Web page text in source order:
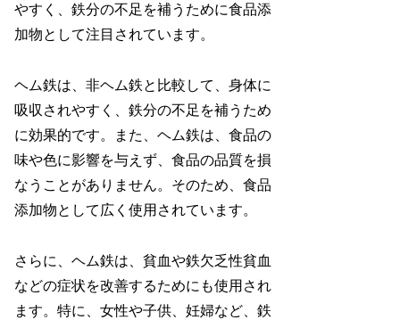
やすく、鉄分の不足を補うために食品添
加物として注目されています。
ヘム鉄は、非ヘム鉄と比較して、身体に
吸収されやすく、鉄分の不足を補うため
に効果的です。また、ヘム鉄は、食品の
味や色に影響を与えず、食品の品質を損
なうことがありません。そのため、食品
添加物として広く使用されています。
さらに、ヘム鉄は、貧血や鉄欠乏性貧血
などの症状を改善するためにも使用され
ます。特に、女性や子供、妊婦など、鉄